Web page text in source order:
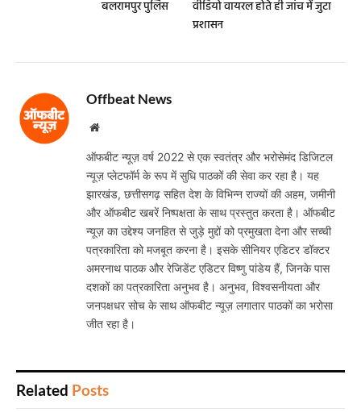
बलरामपुर पुलिस
वीडियो वायरल होते ही जांच में जुटा
प्रशासन
Offbeat News
Website
ऑफबीट न्यूज़ वर्ष 2022 से एक स्वतंत्र और भरोसेमंद डिजिटल
न्यूज़ प्लेटफॉर्म के रूप में सुधि पाठकों की सेवा कर रहा है। यह
झारखंड, छत्तीसगढ़ सहित देश के विभिन्न राज्यों की अहम, जमीनी
और ऑफबीट खबरें निष्पक्षता के साथ प्रस्तुत करता है। ऑफबीट
न्यूज़ का उद्देश्य जनहित से जुड़े मुद्दों को प्रमुखता देना और सच्ची
पत्रकारिता को मजबूत करना है। इसके सीनियर एडिटर डॉक्टर
अमरनाथ पाठक और रेजिडेंट एडिटर विष्णु पांडेय हैं, जिनके पास
दशकों का पत्रकारिता अनुभव है। अनुभव, विश्वसनीयता और
जनपक्षधर सोच के साथ ऑफबीट न्यूज़ लगातार पाठकों का भरोसा
जीत रहा है।
Related Posts